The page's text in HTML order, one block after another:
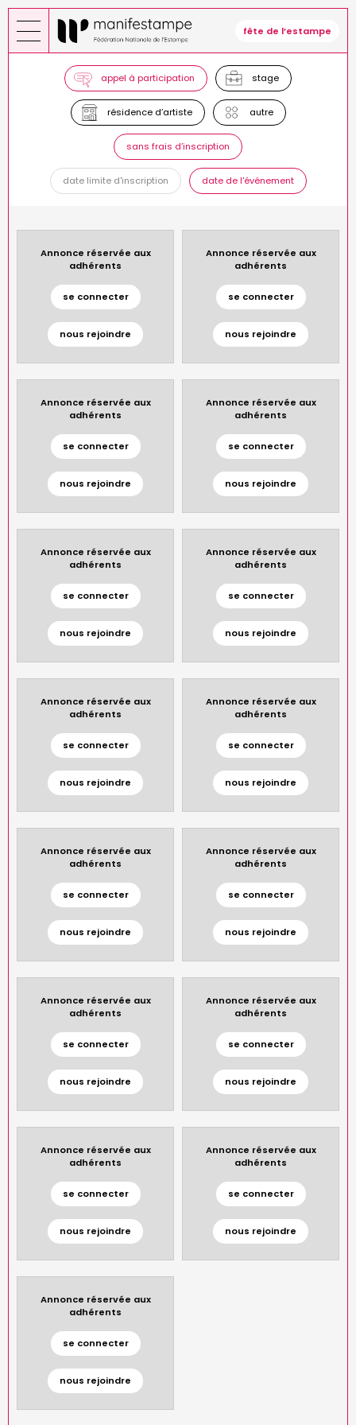
Aller
au
contenu
fête de l’estampe
appel à participation stage
résidence d’artiste autre
sans frais d’inscription
date limite d'inscription date de l'événement
Annonce réservée aux
adhérents
se connecter
nous rejoindre
Annonce réservée aux
adhérents
se connecter
nous rejoindre
Annonce réservée aux
adhérents
se connecter
nous rejoindre
Annonce réservée aux
adhérents
se connecter
nous rejoindre
Annonce réservée aux
adhérents
se connecter
nous rejoindre
Annonce réservée aux
adhérents
se connecter
nous rejoindre
Annonce réservée aux
adhérents
se connecter
nous rejoindre
Annonce réservée aux
adhérents
se connecter
nous rejoindre
Annonce réservée aux
adhérents
se connecter
nous rejoindre
Annonce réservée aux
adhérents
se connecter
nous rejoindre
Annonce réservée aux
adhérents
se connecter
nous rejoindre
Annonce réservée aux
adhérents
se connecter
nous rejoindre
Annonce réservée aux
adhérents
se connecter
nous rejoindre
Annonce réservée aux
adhérents
se connecter
nous rejoindre
Annonce réservée aux
adhérents
se connecter
nous rejoindre